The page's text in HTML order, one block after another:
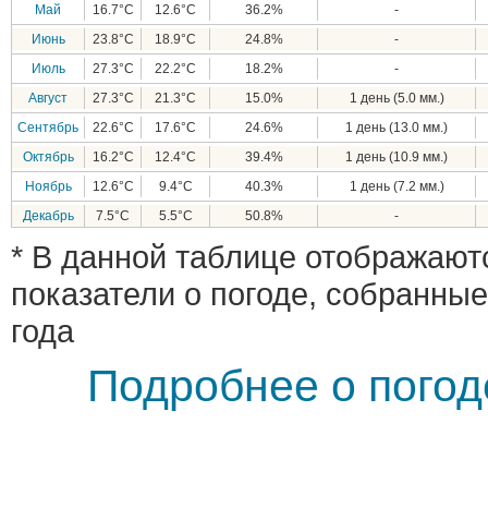
Май
16.7°C 12.6°C 36.2%
-
Июнь
23.8°C 18.9°C 24.8%
-
Июль
27.3°C 22.2°C 18.2%
-
Август
27.3°C 21.3°C 15.0%
1 день (5.0 мм.)
Сентябрь
22.6°C 17.6°C 24.6%
1 день (13.0 мм.)
Октябрь
16.2°C 12.4°C 39.4%
1 день (10.9 мм.)
Ноябрь
12.6°C 9.4°C 40.3%
1 день (7.2 мм.)
Декабрь
7.5°C 5.5°C 50.8% -
* В данной таблице
показатели о погоде,
года
Подробнее о